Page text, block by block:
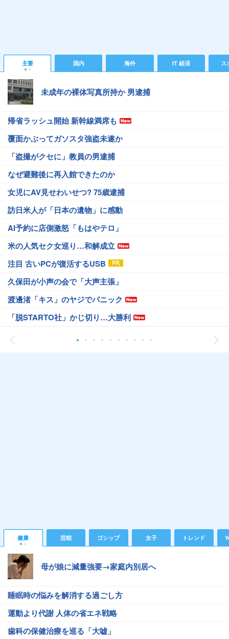
主要 国内 海外 IT 経済 ス
未成年の裸体写真所持か 男逮捕
帰省ラッシュ開始 新幹線満席も
覆面かぶってガソスタ強盗未遂か
「盗撮がクセに」教員の男逮捕
なぜ避難後に再入館できたのか
女児にAV見せわいせつ? 75歳逮捕
訪日米人が「日本の遺物」に感動
AI予約に店側激怒「もはやテロ」
米の人気セク女巡り…和解成立
注目 古いPCが復活するUSB
久保田が小声の会で「大声主張」
渡邊渚「キス」のヤジでパニック
「脱STARTO社」かじ切り…大勝利
健康 芸能 ゴシップ 女子 トレンド
母が娘に減量強要→家庭内別居へ
睡眠時の悩みを解消する過ごし方
運動より代謝 人体の省エネ戦略
歯科の保健治療を巡る「大嘘」